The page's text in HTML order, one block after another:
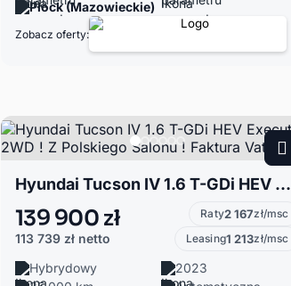
Płock (Mazowieckie)
Zobacz oferty:
Hyundai Tucson IV 1.6 T-GDi HEV Executive 2WD ! Z Polskiego Salonu ! Faktura Vat !
139 900 zł
113 739 zł netto
Raty2 167zł/msc
Leasing1 213zł/msc
Hybrydowy
2023